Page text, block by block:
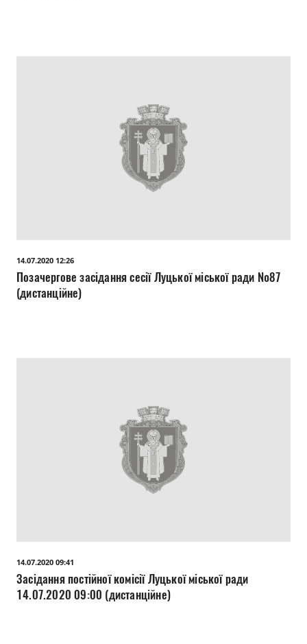
14.07.2020 12:26
Позачергове засідання сесії Луцької міської ради №87
(дистанційне)
14.07.2020 09:41
Засідання постійної комісії Луцької міської ради
14.07.2020 09:00 (дистанційне)